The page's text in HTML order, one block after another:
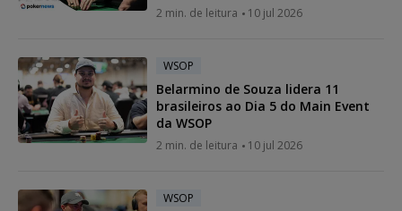
2 min. de leitura 10 jul 2026
WSOP
Belarmino de Souza lidera 11
brasileiros ao Dia 5 do Main Event
da WSOP
2 min. de leitura 10 jul 2026
WSOP